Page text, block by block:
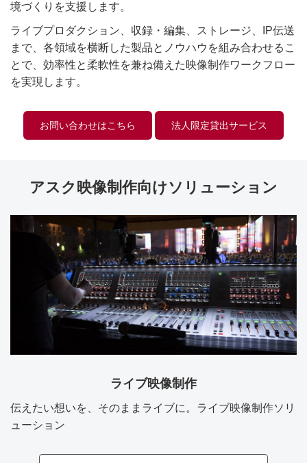
境づくりを支援します。
ライブプロダクション、収録・編集、ストレージ、IP伝送
まで、各領域を横断した製品とノウハウを組み合わせるこ
とで、効率性と柔軟性を兼ね備えた映像制作ワークフロー
を実現します。
お問い合わせはこちら 法人限定貸出サービス
アスク映像制作向けソリューション
ライブ映像制作
伝えたい想いを、そのままライブに。ライブ映像制作ソリ
ューション